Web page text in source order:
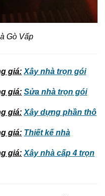
Gò Vấp
giá: Xây nhà trọn gói
giá: Sửa nhà trọn gói
giá: Xây dựng phần thô
giá: Thiết kế nhà
giá: Xây nhà cấp 4 trọn